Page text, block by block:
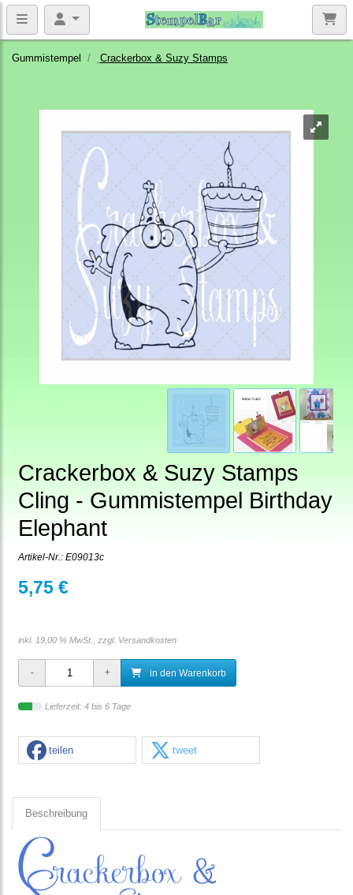
Gummistempel Crackerbox & Suzy Stamps
Crackerbox & Suzy Stamps
Cling - Gummistempel Birthday
Elephant
Artikel-Nr.: E09013c
5,75 €
inkl. 19,00 % MwSt., zzgl. Versandkosten
in den Warenkorb
Lieferzeit: 4 bis 6 Tage
teilen tweet
Beschreibung